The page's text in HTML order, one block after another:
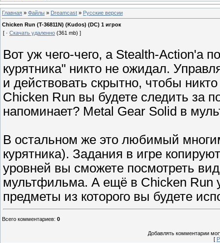
Главная » Файлы » Dreamcast » Русские версии
Chicken Run (T-36811N) (Kudos) (DC) 1 игрок
[ · Скачать удаленно (361 mb) ]
Вот уж чего-чего, а Stealth-Action'а
курятника" никто не ожидал.
и действовать скрытно, чтобы
Chicken Run вы будете следить за
напоминает? Metal Gear Solid в
В остальном же это любимый
курятника). Задания в игре
уровней вы сможете посмотреть
мультфильма. А ещё в Chicken Run
предметы из которого вы будете
Всего комментариев: 0
Добавлять комментарии
[